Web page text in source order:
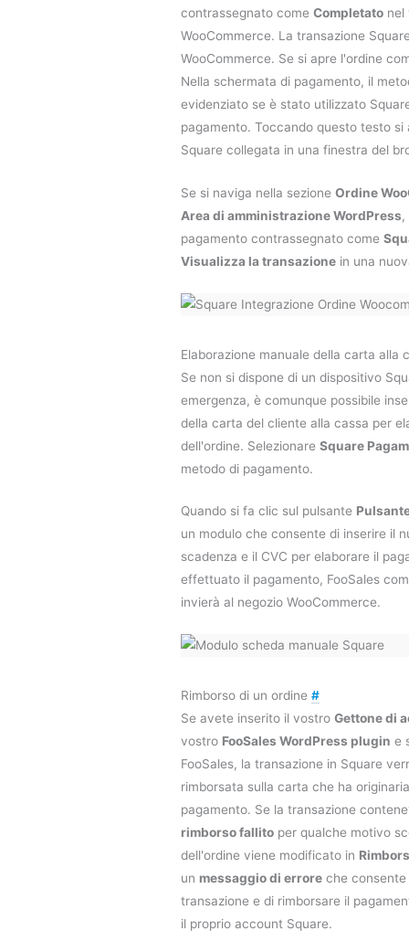
contrassegnato come Completato nel
WooCommerce. La transazione
WooCommerce. Se si apre l'ordine
Nella schermata di pagamento, il
evidenziato se è stato utilizzato
pagamento. Toccando questo testo si
Square collegata in una finestra del
Se si naviga nella sezione Ordine
Area di amministrazione WordPress
pagamento contrassegnato come
Visualizza la transazione in una
Elaborazione manuale della carta alla
Se non si dispone di un dispositivo
emergenza, è comunque possibile
della carta del cliente alla cassa per
dell'ordine. Selezionare Square
metodo di pagamento.
Quando si fa clic sul pulsante
un modulo che consente di inserire il
scadenza e il CVC per elaborare il
effettuato il pagamento, FooSales
invierà al negozio WooCommerce.
Rimborso di un ordine #
Se avete inserito il vostro Gettone di
vostro FooSales WordPress plugin e
FooSales, la transazione in Square
rimborsata sulla carta che ha
pagamento. Se la transazione
rimborso fallito per qualche motivo
dell'ordine viene modificato in
un messaggio di errore che consente
transazione e di rimborsare il
il proprio account Square.